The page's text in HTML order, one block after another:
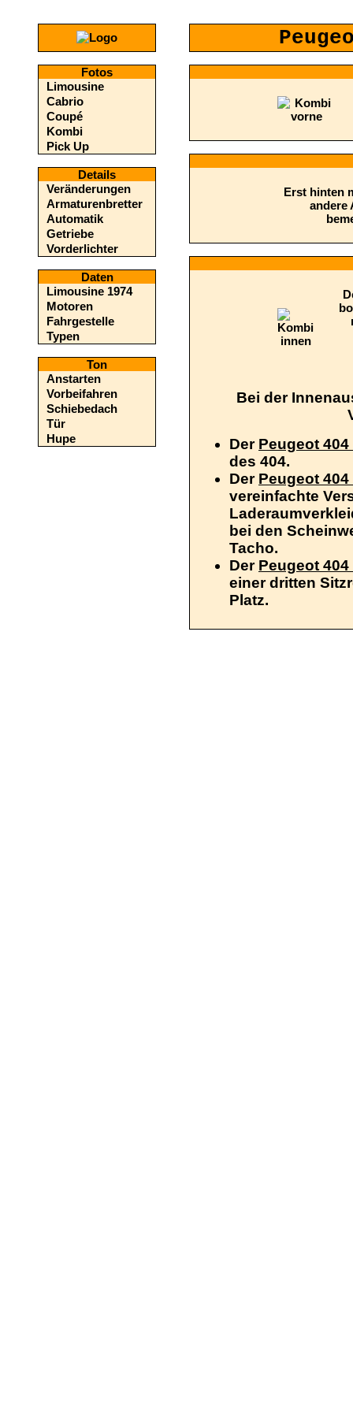
Fotos
Limousine
Cabrio
Coupé
Kombi
Pick Up
Details
Veränderungen
Armaturenbretter
Automatik
Getriebe
Vorderlichter
Daten
Limousine 1974
Motoren
Fahrgestelle
Typen
Ton
Anstarten
Vorbeifahren
Schiebedach
Tür
Hupe
Erst hinten
andere
Bei der
Der Peugeot
des 404.
Der Peugeot
vereinfachte
bei den
Tacho.
Der Peugeot
einer dritten
Platz.